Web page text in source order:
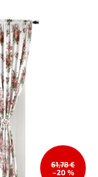
61,78 €
–20 %